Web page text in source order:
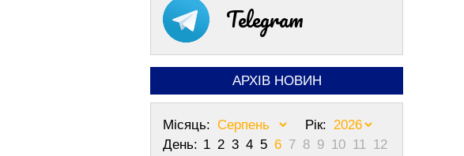
Telegram
АРХІВ НОВИН
Місяць:
Рік:
День: 1 2 3 4 5 6 7 8 9 10 11 12